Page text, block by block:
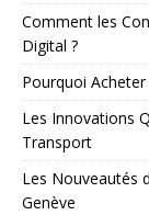
Comment les
Digital ?
Pourquoi Acheter
Les Innovations
Transport
Les Nouveautés
Genève